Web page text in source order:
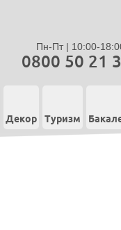
Пн-Пт | 10:00-
0800 50 21
Декор Туризм